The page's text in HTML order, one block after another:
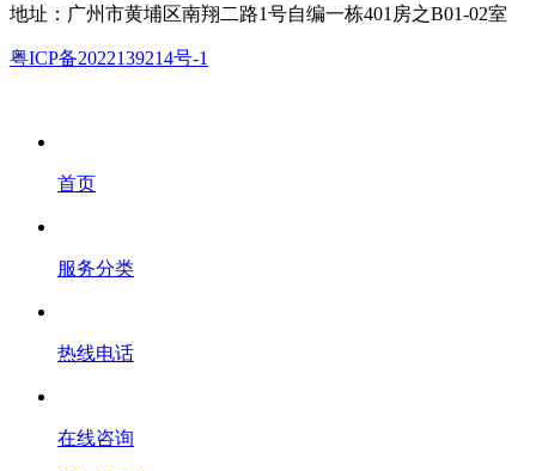
地址：广州市黄埔区南翔二路1号自编一栋401房之B01-02室
粤ICP备2022139214号-1
首页
服务分类
热线电话
在线咨询